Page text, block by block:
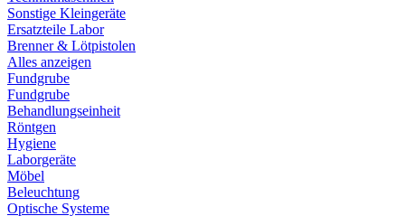
Sonstige Kleingeräte
Ersatzteile Labor
Brenner & Lötpistolen
Alles anzeigen
Fundgrube
Fundgrube
Behandlungseinheit
Röntgen
Hygiene
Laborgeräte
Möbel
Beleuchtung
Optische Systeme